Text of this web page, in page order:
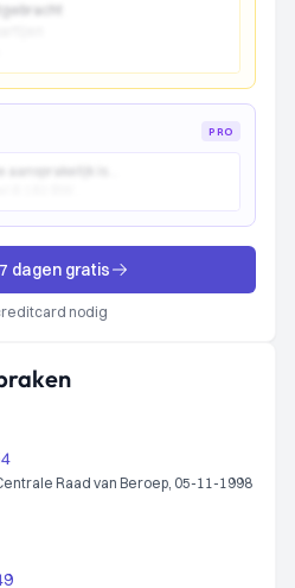
PRO
dagen gratis
nodig
Raad van Beroep, 05-11-1998